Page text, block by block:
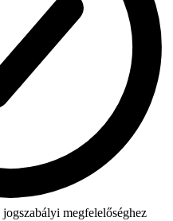
megfelelőséghez